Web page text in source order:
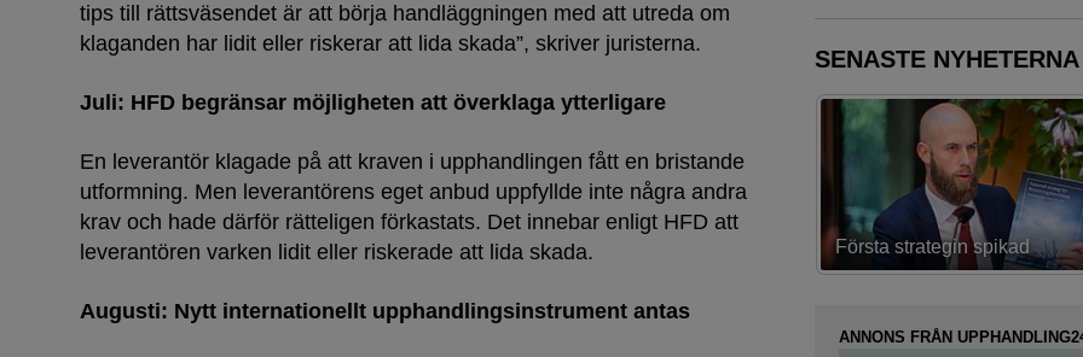
tips till rättsväsendet är att börja handläggningen med att utreda om
klaganden har lidit eller riskerar att lida skada”, skriver juristerna.
Juli: HFD begränsar möjligheten att överklaga ytterligare
En leverantör klagade på att kraven i upphandlingen fått en bristande
utformning. Men leverantörens eget anbud uppfyllde inte några andra
krav och hade därför rätteligen förkastats. Det innebar enligt HFD att
leverantören varken lidit eller riskerade att lida skada.
Augusti: Nytt internationellt upphandlingsinstrument antas
SENASTE NYHETERNA
Första strategin spikad Lovar bättring i ”akuta
ANNONS FRÅN